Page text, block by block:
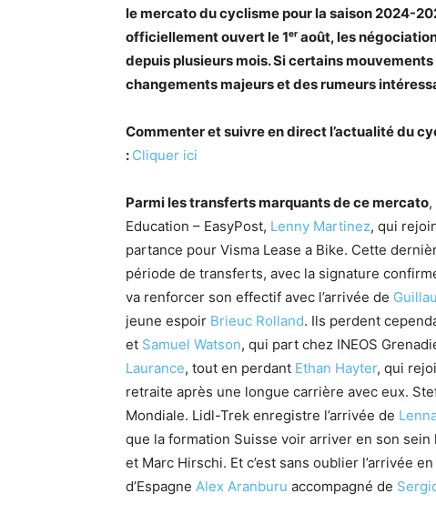
le mercato du cyclisme pour la saison 2024-
officiellement ouvert le 1ᵉʳ août, les
depuis plusieurs mois. Si certains
changements majeurs et des rumeurs
Commenter et suivre en direct l’actualité du
: Cliquer ici
Parmi les transferts marquants de ce mercato
Education – EasyPost, Lenny Martinez, qui
partance pour Visma Lease a Bike. Cette
période de transferts, avec la signature
va renforcer son effectif avec l’arrivée de
jeune espoir Brieuc Rolland. Ils perdent
et Samuel Watson, qui part chez INEOS
Laurance, tout en perdant Ethan Hayter, qui
retraite après une longue carrière avec eux​.
Mondiale​. Lidl-Trek enregistre l’arrivée de
que la formation Suisse voir arriver en son
et Marc Hirschi. Et c’est sans oublier l’arrivée
d’Espagne Alex Aranburu accompagné de